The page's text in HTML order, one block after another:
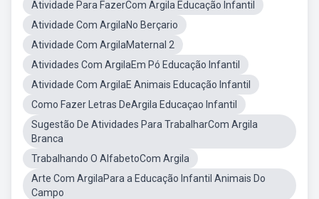
Atividade Para FazerCom Argila Educação Infantil
Atividade Com ArgilaNo Berçario
Atividade Com ArgilaMaternal 2
Atividades Com ArgilaEm Pó Educação Infantil
Atividade Com ArgilaE Animais Educação Infantil
Como Fazer Letras DeArgila Educaçao Infantil
Sugestão De Atividades Para TrabalharCom Argila
Branca
Trabalhando O AlfabetoCom Argila
Arte Com ArgilaPara a Educação Infantil Animais Do
Campo